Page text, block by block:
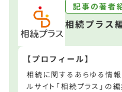
記事の著者
相続プラス
【プロフィール】
相続に関するあらゆる情
ルサイト「相続プラス」の